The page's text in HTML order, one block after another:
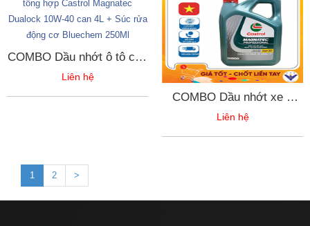
COMBO Dầu nhớt ô tô cao
cấp tổng hợp Castrol
Liên hệ
COMBO Dầu nhớt xe ô
cao cấp Castrol Magnatec
Liên hệ
1 2 >